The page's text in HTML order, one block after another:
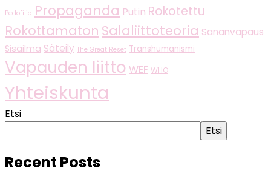
Pedofilia Propaganda Putin Rokotettu
Rokottamaton Salaliittoteoria Sananvapaus
Sisäilma Säteily The Great Reset Transhumanismi
Vapauden liitto WEF WHO
Yhteiskunta
Etsi
Etsi
Recent Posts